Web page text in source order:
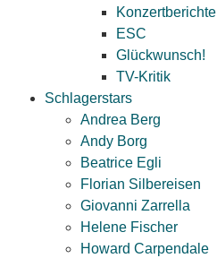
Konzertberichte
ESC
Glückwunsch!
TV-Kritik
Schlagerstars
Andrea Berg
Andy Borg
Beatrice Egli
Florian Silbereisen
Giovanni Zarrella
Helene Fischer
Howard Carpendale